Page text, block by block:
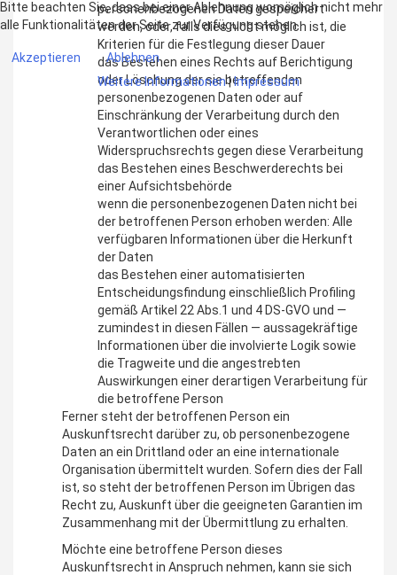
personenbezogenen Daten gespeichert
werden, oder, falls dies nicht möglich ist, die
Kriterien für die Festlegung dieser Dauer
das Bestehen eines Rechts auf Berichtigung
oder Löschung der sie betreffenden
personenbezogenen Daten oder auf
Einschränkung der Verarbeitung durch den
Verantwortlichen oder eines
Widerspruchsrechts gegen diese Verarbeitung
das Bestehen eines Beschwerderechts bei
einer Aufsichtsbehörde
wenn die personenbezogenen Daten nicht bei
der betroffenen Person erhoben werden: Alle
verfügbaren Informationen über die Herkunft
der Daten
das Bestehen einer automatisierten
Entscheidungsfindung einschließlich Profiling
gemäß Artikel 22 Abs.1 und 4 DS-GVO und —
zumindest in diesen Fällen — aussagekräftige
Informationen über die involvierte Logik sowie
die Tragweite und die angestrebten
Auswirkungen einer derartigen Verarbeitung für
die betroffene Person
Ferner steht der betroffenen Person ein
Auskunftsrecht darüber zu, ob personenbezogene
Daten an ein Drittland oder an eine internationale
Organisation übermittelt wurden. Sofern dies der Fall
ist, so steht der betroffenen Person im Übrigen das
Recht zu, Auskunft über die geeigneten Garantien im
Zusammenhang mit der Übermittlung zu erhalten.
Möchte eine betroffene Person dieses
Auskunftsrecht in Anspruch nehmen, kann sie sich
Bitte beachten Sie, dass bei einer Ablehnung womöglich nicht mehr
alle Funktionalitäten der Seite zur Verfügung stehen.
Akzeptieren
Ablehnen
Weitere Informationen|Impressum